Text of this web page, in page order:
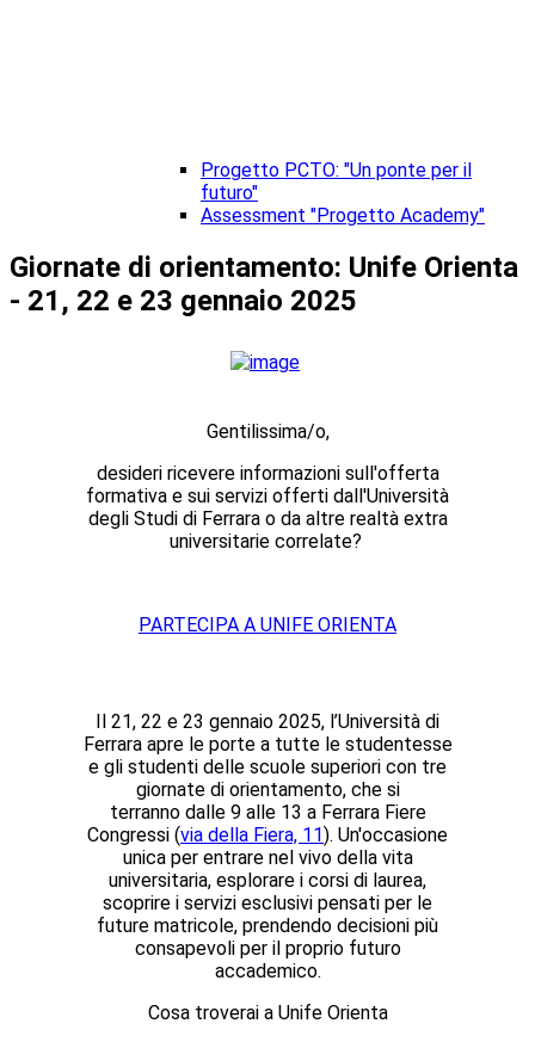
Progetto PCTO: "Un ponte per il
futuro"
Assessment "Progetto Academy"
Giornate di orientamento: Unife Orienta
- 21, 22 e 23 gennaio 2025
Gentilissima/o,
desideriricevere informazioni sull'offerta
formativa e sui servizi offerti dall'Università
degli Studi di Ferrara odaaltrerealtà extra
universitarie correlate?
PARTECIPA A UNIFE ORIENTA
Il 21, 22 e 23 gennaio 2025, l’Università di
Ferraraapre le porte a tutte le studentesse
e gli studenti delle scuole superiori con tre
giornate di orientamento, che si
terranno dalle 9 alle 13 a Ferrara Fiere
Congressi (via della Fiera, 11). Un'occasione
unica per entrare nel vivo della vita
universitaria, esplorare i corsi di laurea,
scoprire i servizi esclusivi pensati per le
future matricole, prendendo decisioni più
consapevoli per il proprio futuro
accademico.
Cosa troverai a Unife Orienta